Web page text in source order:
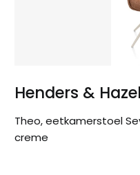
Henders & Hazel
Theo, eetkamerstoel
creme